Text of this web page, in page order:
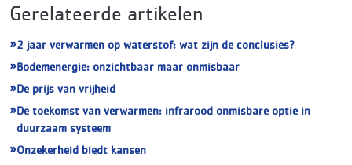
Gerelateerde artikelen
2 jaar verwarmen op waterstof: wat zijn de conclusies?
Bodemenergie: onzichtbaar maar onmisbaar
De prijs van vrijheid
De toekomst van verwarmen: infrarood onmisbare optie in
duurzaam systeem
Onzekerheid biedt kansen